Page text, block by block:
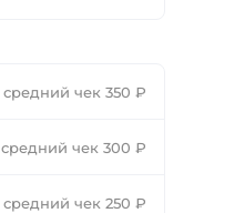
средний чек 350 ₽
средний чек 300 ₽
средний чек 250 ₽